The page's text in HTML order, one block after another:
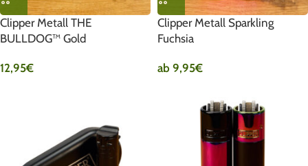
Clipper Metall THE
BULLDOG™ Gold
12,95€
Clipper Metall Sparkling
Fuchsia
ab 9,95€